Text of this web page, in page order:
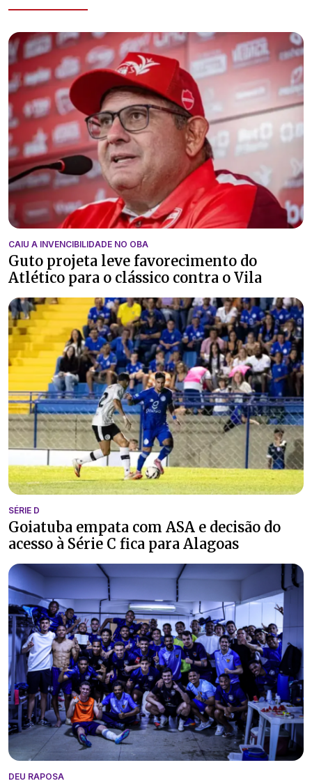
CAIU A INVENCIBILIDADE NO OBA
Guto projeta leve favorecimento do
Atlético para o clássico contra o Vila
SÉRIE D
Goiatuba empata com ASA e decisão do
acesso à Série C fica para Alagoas
DEU RAPOSA